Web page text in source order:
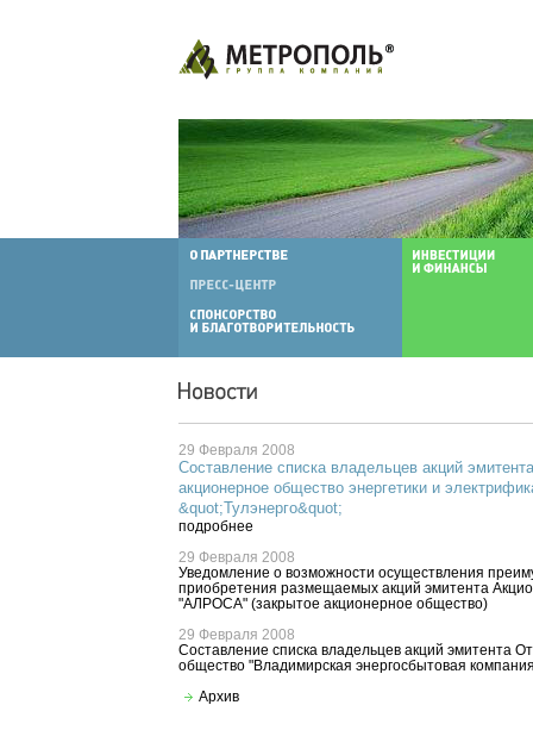
29 Февраля 2008
Составление списка владельцев акций
акционерное общество энергетики и
&quot;Тулэнерго&quot;
подробнее
29 Февраля 2008
Уведомление о возможности осуществления
приобретения размещаемых акций эмитента
"АЛРОСА" (закрытое акционерное общество)
29 Февраля 2008
Составление списка владельцев акций эмитента
общество "Владимирская энергосбытовая
Архив